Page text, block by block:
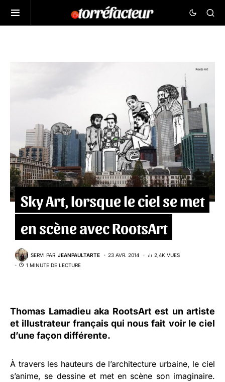
Sky Art, lorsque le ciel se met
en scène avec RootsArt
SERVI PAR JEANPAULTARTE 23 AVR. 2014
2,4K VUES
1 MINUTE DE LECTURE
Thomas Lamadieu aka RootsArtest un artiste
et illustrateur français qui nous fait voir le ciel
d’une façon différente.
À travers les hauteurs de l’architecture urbaine, le ciel
s’anime, se dessine et met en scène son imaginaire.